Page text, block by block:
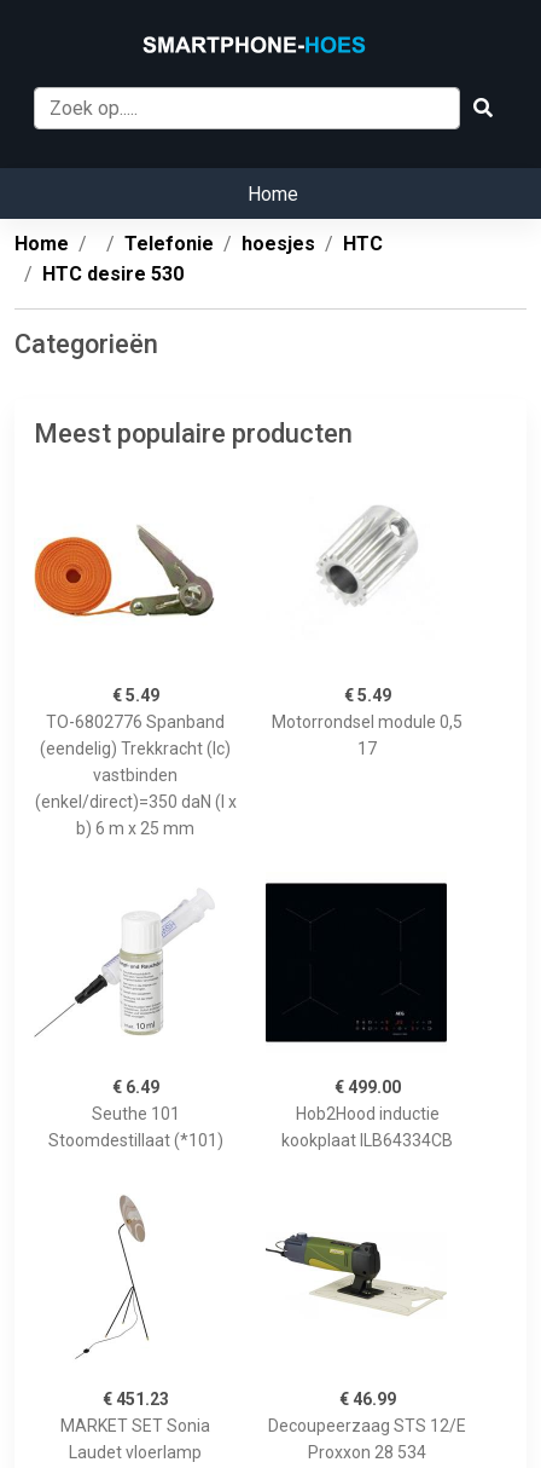
Home
Home Telefonie hoesjes
HTC
HTC desire 530
Categorieën
Meest populaire producten
€ 5.49
TO-6802776 Spanband
(eendelig) Trekkracht (lc)
vastbinden
(enkel/direct)=350 daN (l x
b) 6 m x 25 mm
€ 5.49
Motorrondsel module 0,5
17
€ 6.49
Seuthe 101
Stoomdestillaat (*101)
€ 499.00
Hob2Hood inductie
kookplaat ILB64334CB
€ 451.23
MARKET SET Sonia
Laudet vloerlamp
€ 46.99
Decoupeerzaag STS 12/E
Proxxon 28 534